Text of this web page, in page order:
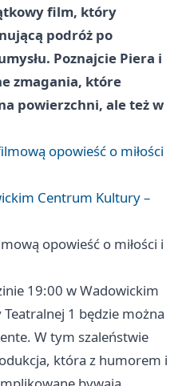
film, który
podróż po
Poznajcie Piera i
zmagania, które
powierzchni, ale też w
opowieść o miłości
Centrum Kultury –
opowieść o miłości i
19:00 w Wadowickim
1 będzie można
W tym szaleństwie
która z humorem i